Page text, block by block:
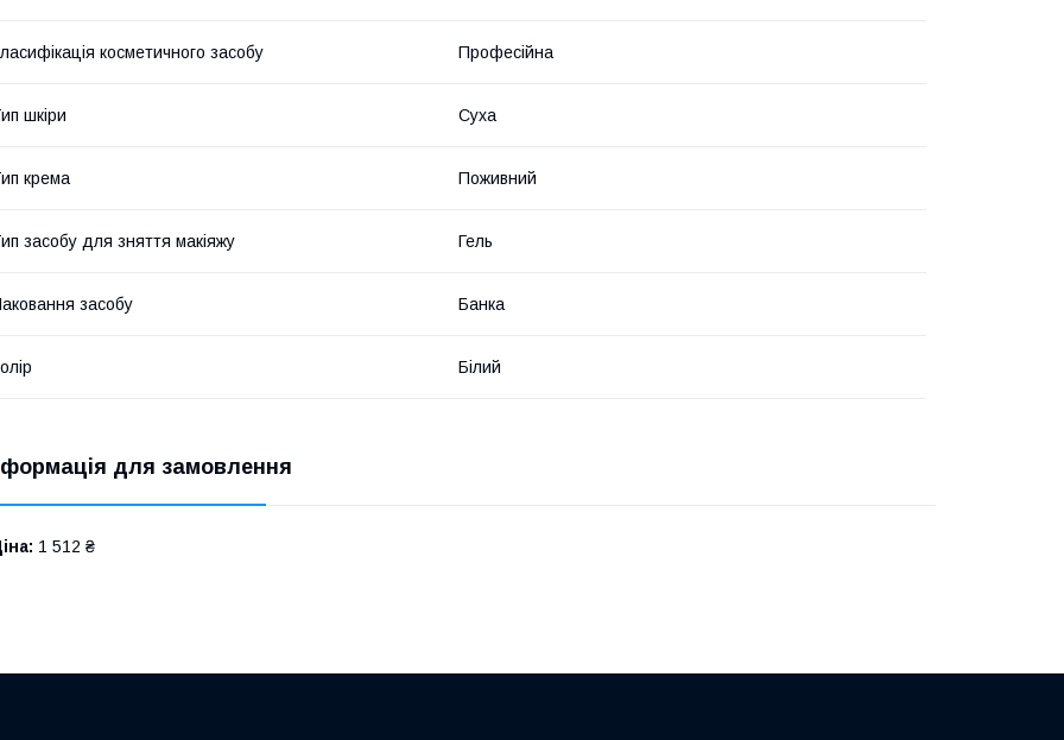
косметичного засобу Професійна
шкіри Суха
крема Поживний
засобу для зняття макіяжу Гель
засобу Банка
Білий
для замовлення
1 512 ₴